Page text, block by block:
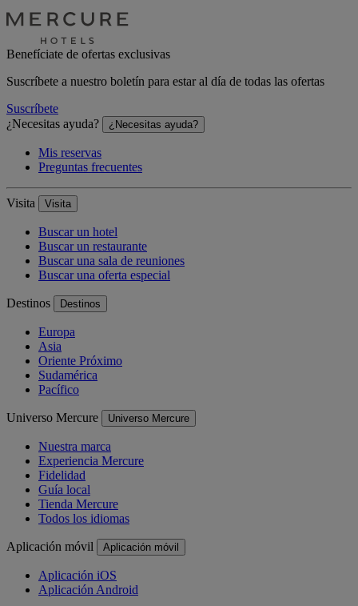
Benefíciate de ofertas exclusivas
Suscríbete a nuestro boletín para estar al día de todas las ofertas
Suscríbete
¿Necesitas ayuda?
¿Necesitas ayuda?
Mis reservas
Preguntas frecuentes
Visita Visita
Buscar un hotel
Buscar un restaurante
Buscar una sala de reuniones
Buscar una oferta especial
Destinos Destinos
Europa
Asia
Oriente Próximo
Sudamérica
Pacífico
Universo Mercure Universo Mercure
Nuestra marca
Experiencia Mercure
Fidelidad
Guía local
Tienda Mercure
Todos los idiomas
Aplicación móvil Aplicación móvil
Aplicación iOS
Aplicación Android